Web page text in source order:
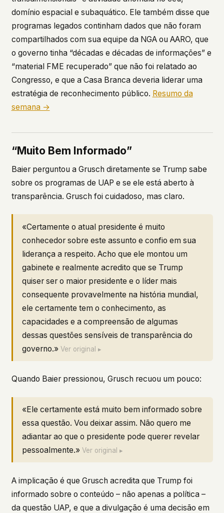
domínio espacial e subaquático. Ele também disse que
programas legados continham dados que não foram
compartilhados com sua equipe da NGA ou AARO, que
o governo tinha “décadas e décadas de informações” e
“material FME recuperado” que não foi relatado ao
Congresso, e que a Casa Branca deveria liderar uma
estratégia de reconhecimento público. Resumo da
semana →
“Muito Bem Informado”
Baier perguntou a Grusch diretamente se Trump sabe
sobre os programas de UAP e se ele está aberto à
transparência. Grusch foi cuidadoso, mas claro.
«Certamente o atual presidente é muito
conhecedor sobre este assunto e confio em sua
liderança a respeito. Acho que ele montou um
gabinete e realmente acredito que se Trump
quiser ser o maior presidente e o líder mais
consequente provavelmente na história mundial,
ele certamente tem o conhecimento, as
capacidades e a compreensão de algumas
dessas questões sensíveis de transparência do
governo.»Ver original ▸
Quando Baier pressionou, Grusch recuou um pouco:
«Ele certamente está muito bem informado sobre
essa questão. Vou deixar assim. Não quero me
adiantar ao que o presidente pode querer revelar
pessoalmente.»Ver original ▸
A implicação é que Grusch acredita que Trump foi
informado sobre o conteúdo – não apenas a política –
da questão UAP, e que a divulgação é uma decisão em